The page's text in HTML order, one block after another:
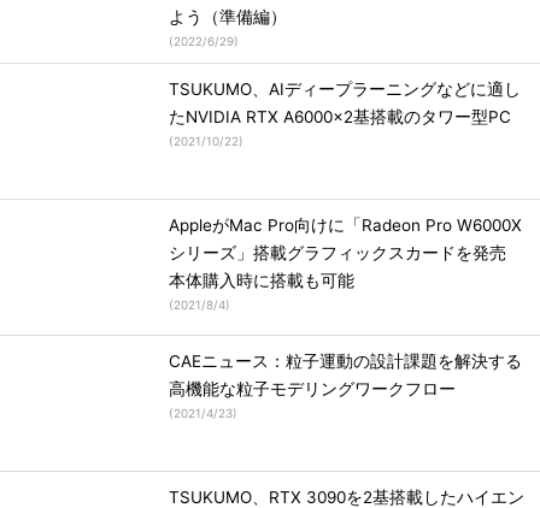
よう（準備編）
(2022/6/29)
TSUKUMO、AIディープラーニングなどに適し
たNVIDIA RTX A6000×2基搭載のタワー型PC
(2021/10/22)
AppleがMac Pro向けに「Radeon Pro W6000X
シリーズ」搭載グラフィックスカードを発売
本体購入時に搭載も可能
(2021/8/4)
CAEニュース：粒子運動の設計課題を解決する
高機能な粒子モデリングワークフロー
(2021/4/23)
TSUKUMO、RTX 3090を2基搭載したハイエン